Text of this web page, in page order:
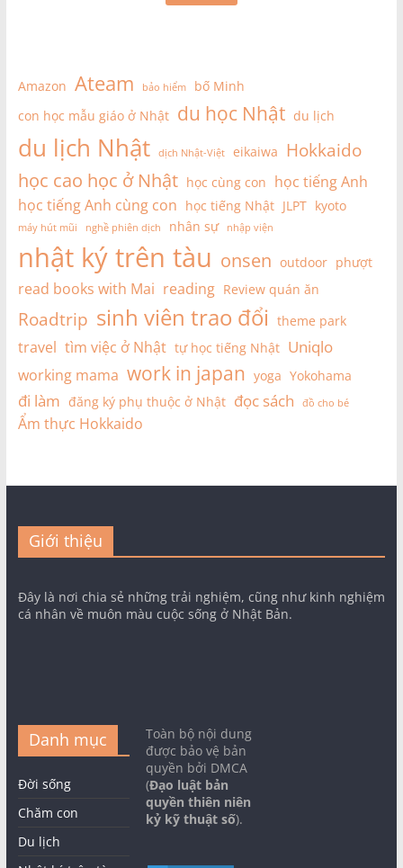
Amazon Ateam bảo hiểm
bố Minh
con học mẫu giáo ở Nhật du học Nhật du lịch
du lịch Nhật dịch Nhật-Việt eikaiwa Hokkaido
học cao học ở Nhật học cùng con học tiếng Anh
học tiếng Anh cùng con học tiếng Nhật JLPT kyoto
máy hút mũi nghề phiên dịch nhân sự nhập viện
nhật ký trên tàu onsen outdoor phượt
read books with Mai reading Review quán ăn
Roadtrip sinh viên trao đổi theme park
travel tìm việc ở Nhật tự học tiếng Nhật Uniqlo
working mama work in japan yoga Yokohama
đi làm đăng ký phụ thuộc ở Nhật đọc sách đồ cho bé
Ẩm thực Hokkaido
Giới thiệu
Đây là nơi chia sẻ những trải nghiệm, cũng như kinh nghiệm
cá nhân về muôn màu cuộc sống ở Nhật Bản.
Danh mục
Đời sống
Chăm con
Du lịch
Toàn bộ nội dung
được bảo vệ bản
quyền bởi DMCA
(Đạo luật bản
quyền thiên niên
kỷ kỹ thuật số).